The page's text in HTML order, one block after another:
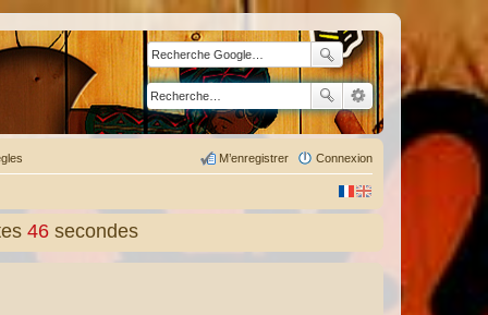
Connexion
M’enregistrer
47 secondes